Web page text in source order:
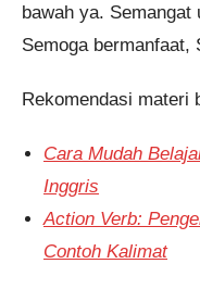
bawah ya.
Semoga bermanfaat,
Rekomendasi materi
Cara Mudah
Inggris
Action Verb:
Contoh Kalimat